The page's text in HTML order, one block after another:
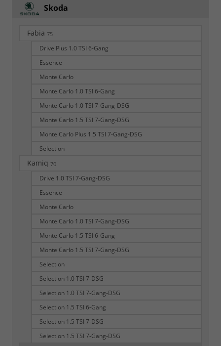
Skoda
Fabia 75
Drive Plus 1.0 TSI 6-Gang
Essence
Monte Carlo
Monte Carlo 1.0 TSI 6-Gang
Monte Carlo 1.0 TSI 7-Gang-DSG
Monte Carlo 1.5 TSI 7-Gang-DSG
Monte Carlo Plus 1.5 TSI 7-Gang-DSG
Selection
Kamiq 70
Drive 1.0 TSI 7-Gang-DSG
Essence
Monte Carlo
Monte Carlo 1.0 TSI 7-Gang-DSG
Monte Carlo 1.5 TSI 6-Gang
Monte Carlo 1.5 TSI 7-Gang-DSG
Selection
Selection 1.0 TSI 7-DSG
Selection 1.0 TSI 7-Gang-DSG
Selection 1.5 TSI 6-Gang
Selection 1.5 TSI 7-DSG
Selection 1.5 TSI 7-Gang-DSG